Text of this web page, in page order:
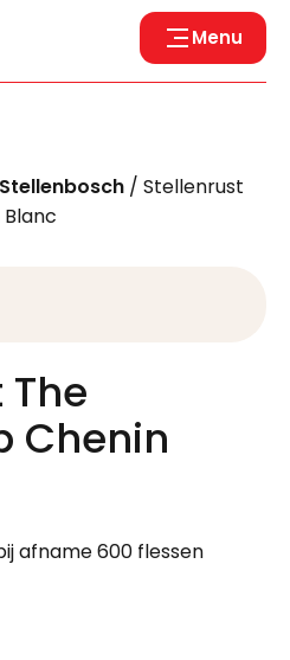
Menu
Stellenbosch / Stellenrust
Chenin
afname 600 flessen